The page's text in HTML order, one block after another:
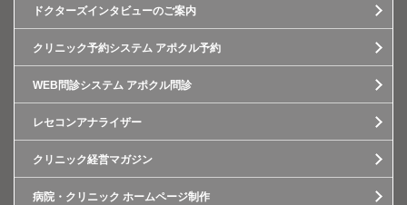
ドクターズインタビューのご案内
クリニック予約システム アポクル予約
WEB問診システム アポクル問診
レセコンアナライザー
クリニック経営マガジン
病院・クリニック ホームページ制作